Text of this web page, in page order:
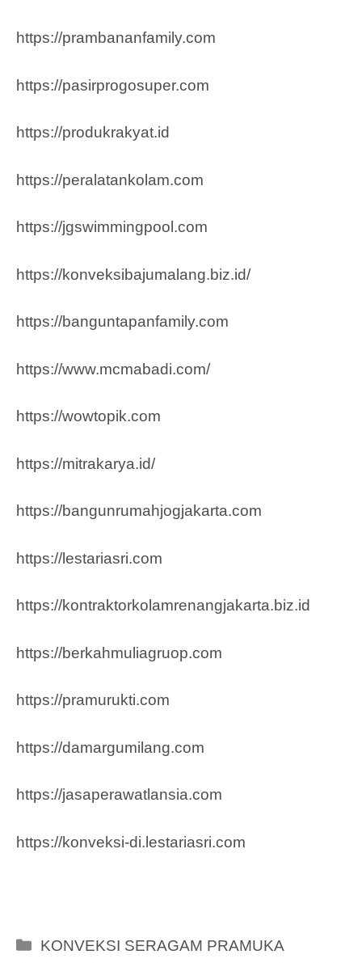
https://prambananfamily.com
https://pasirprogosuper.com
https://produkrakyat.id
https://peralatankolam.com
https://jgswimmingpool.com
https://konveksibajumalang.biz.id/
https://banguntapanfamily.com
https://www.mcmabadi.com/
https://wowtopik.com
https://mitrakarya.id/
https://bangunrumahjogjakarta.com
https://lestariasri.com
https://kontraktorkolamrenangjakarta.biz.id
https://berkahmuliagruop.com
https://pramurukti.com
https://damargumilang.com
https://jasaperawatlansia.com
https://konveksi-di.lestariasri.com
Categories
KONVEKSI SERAGAM PRAMUKA